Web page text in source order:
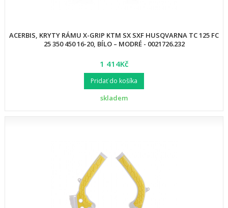
ACERBIS, KRYTY RÁMU X-GRIP KTM SX SXF HUSQVARNA TC 125 FC
25 350 450 16-20, BÍLO – MODRÉ - 0021726.232
1 414Kč
Pridať do košíka
skladem